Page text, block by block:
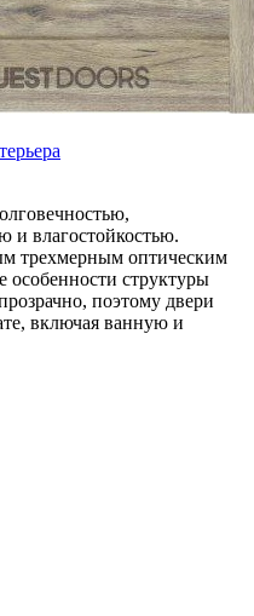
и влагостойкостью.
трехмерным оптическим
особенности структуры
поэтому двери
включая ванную и